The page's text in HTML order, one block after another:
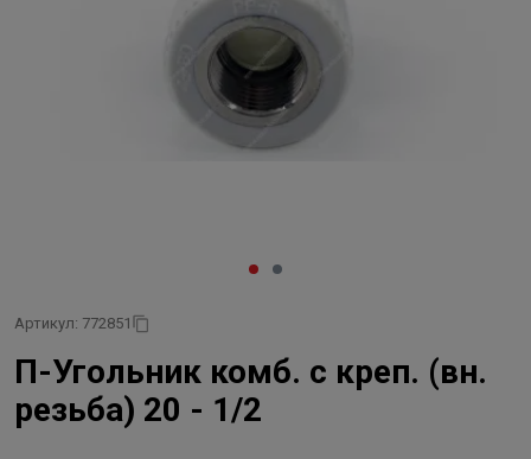
Артикул: 772851
П-Угольник комб. с креп. (вн.
резьба) 20 - 1/2